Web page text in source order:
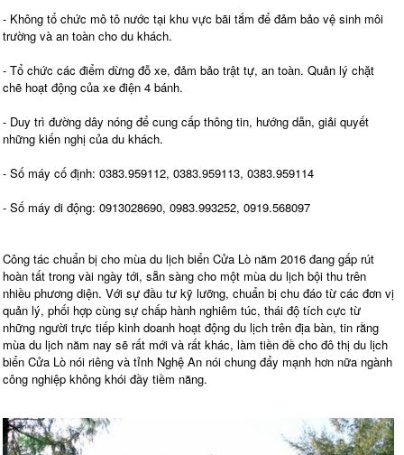
- Không tổ chức mô tô nước tại khu vực bãi tắm để đảm bảo vệ sinh môi
trường và an toàn cho du khách.
- Tổ chức các điểm dừng đỗ xe, đảm bảo trật tự, an toàn. Quản lý chặt
chẽ hoạt động của xe điện 4 bánh.
- Duy trì đường dây nóng để cung cấp thông tin, hướng dẫn, giải quyết
những kiến nghị của du khách.
- Số máy cố định: 0383.959112, 0383.959113, 0383.959114
- Số máy di động: 0913028690, 0983.993252, 0919.568097
Công tác chuẩn bị cho mùa du lịch biển Cửa Lò năm 2016 đang gấp rút
hoàn tất trong vài ngày tới, sẵn sàng cho một mùa du lịch bội thu trên
nhiều phương diện. Với sự đầu tư kỹ lưỡng, chuẩn bị chu đáo từ các đơn vị
quản lý, phối hợp cùng sự chấp hành nghiêm túc, thái độ tích cực từ
những người trực tiếp kinh doanh hoạt động du lịch trên địa bàn, tin rằng
mùa du lịch năm nay sẽ rất mới và rất khác, làm tiền đề cho đô thị du lịch
biển Cửa Lò nói riêng và tỉnh Nghệ An nói chung đẩy mạnh hơn nữa ngành
công nghiệp không khói đầy tiềm năng.